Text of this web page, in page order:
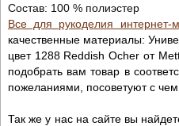
Состав: 100 % полиэстер
Все для рукоделия интернет-
качественные материалы:
цвет 1288 Reddish Ocher от
подобрать вам товар в
пожеланиями, посоветуют с чем
Так же у нас на сайте вы